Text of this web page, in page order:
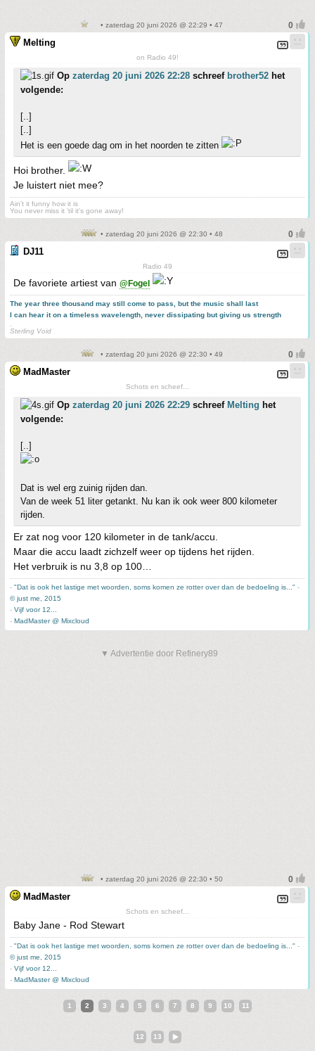
• zaterdag 20 juni 2026 @ 22:29 • 47
Melting
on Radio 49!
Op zaterdag 20 juni 2026 22:28 schreef brother52 het
volgende:
[..]
[..]
Het is een goede dag om in het noorden te zitten
Hoi brother.
Je luistert niet mee?
Ain't it funny how it is
You never miss it 'til it's gone away!
• zaterdag 20 juni 2026 @ 22:30 • 48
DJ11
Radio 49
De favoriete artiest van @Fogel
The year three thousand may still come to pass, but the music shall last
I can hear it on a timeless wavelength, never dissipating but giving us strength
.
Sterling Void
• zaterdag 20 juni 2026 @ 22:30 • 49
MadMaster
Schots en scheef...
Op zaterdag 20 juni 2026 22:29 schreef Melting het
volgende:
[..]
Dat is wel erg zuinig rijden dan.
Van de week 51 liter getankt. Nu kan ik ook weer 800 kilometer
rijden.
Er zat nog voor 120 kilometer in de tank/accu.
Maar die accu laadt zichzelf weer op tijdens het rijden.
Het verbruik is nu 3,8 op 100…
- "Dat is ook het lastige met woorden, soms komen ze rotter over dan de bedoeling is..." -
© just me, 2015
- Vijf voor 12...
- MadMaster @ Mixcloud
▼ Advertentie door Refinery89
• zaterdag 20 juni 2026 @ 22:30 • 50
MadMaster
Schots en scheef...
Baby Jane - Rod Stewart
- "Dat is ook het lastige met woorden, soms komen ze rotter over dan de bedoeling is..." -
© just me, 2015
- Vijf voor 12...
- MadMaster @ Mixcloud
1 2 3 4 5 6 7 8 9 10 11
12 13